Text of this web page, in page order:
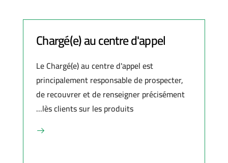
Chargé(e) au centre d'appel
Le Chargé(e) au centre d'appel est
principalement responsable de prospecter,
de recouvrer et de renseigner précisément
lès clients sur les produits...